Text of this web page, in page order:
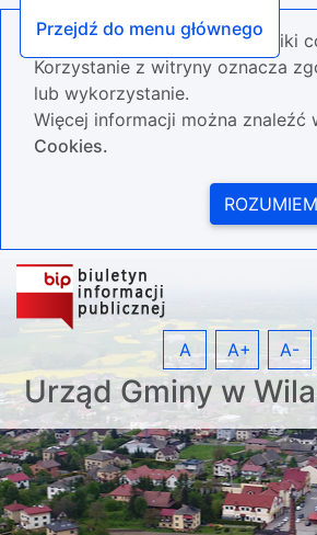
Przejdź do menu głównego
Nasza strona wykorzystuje pliki
Korzystanie z witryny oznacza
lub wykorzystanie.
Więcej informacji można znaleźć
Cookies.
Urząd Gminy w
A A+ A-